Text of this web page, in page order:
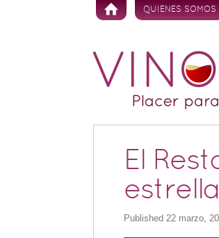
Skip to content
QUIENES SOMOS
El
Published22 marzo,